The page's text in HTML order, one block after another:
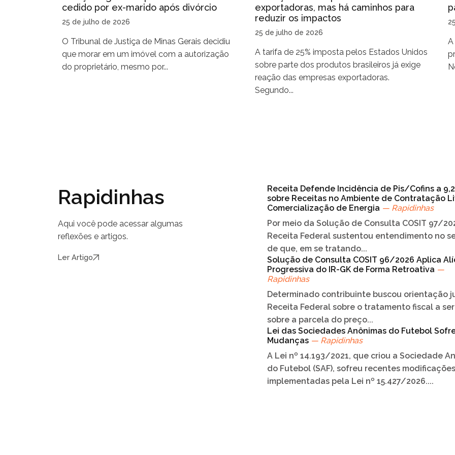
cedido por ex-marido após divórcio
25 de julho de 2026
O Tribunal de Justiça de Minas Gerais decidiu
que morar em um imóvel com a autorização
do proprietário, mesmo por...
exportadoras, mas há caminhos para
reduzir os impactos
25 de julho de 2026
A tarifa de 25% imposta pelos Estados Unidos
sobre parte dos produtos brasileiros já exige
reação das empresas exportadoras.
Segundo...
Rapidinhas
Aqui você pode acessar algumas
reflexões e artigos.
Ler Artigo
Receita Defende Incidência de Pis/Cofins a
sobre Receitas no Ambiente de Contratação
Comercialização de Energia — Rapidinhas
Por meio da Solução de Consulta COSIT 97/
Receita Federal sustentou entendimento no
de que, em se tratando...
Solução de Consulta COSIT 96/2026 Aplica
Progressiva do IR-GK de Forma Retroativa —
Rapidinhas
Determinado contribuinte buscou orientação
Receita Federal sobre o tratamento fiscal a
sobre a parcela do preço...
Lei das Sociedades Anônimas do Futebol
Mudanças — Rapidinhas
A Lei nº 14.193/2021, que criou a Sociedade
do Futebol (SAF), sofreu recentes
implementadas pela Lei nº 15.427/2026....